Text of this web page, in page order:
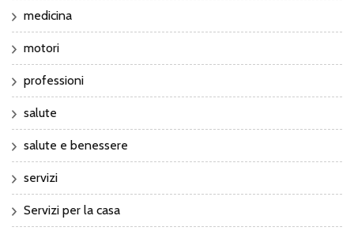
medicina
motori
professioni
salute
salute e benessere
servizi
Servizi per la casa